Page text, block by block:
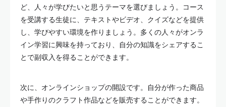
ど、人々が学びたいと思うテーマを選びましょう。コース
を受講する生徒に、テキストやビデオ、クイズなどを提供
し、学びやすい環境を作りましょう。多くの人々がオンラ
イン学習に興味を持っており、自分の知識をシェアするこ
とで副収入を得ることができます。
次に、オンラインショップの開設です。自分が作った商品
や手作りのクラフト作品などを販売することができます。